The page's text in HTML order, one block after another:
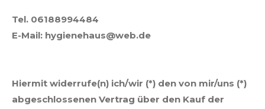
Tel. 06188994484
E-Mail: hygienehaus@web.de
Hiermit widerrufe(n) ich/wir (*) den von mir/uns (*)
abgeschlossenen Vertrag über den Kauf der